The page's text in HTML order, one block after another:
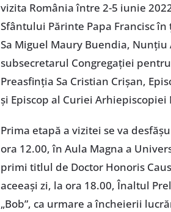
vizita România între 2-5 iunie
Sfântului Părinte Papa Francisc
Sa Miguel Maury Buendia,
subsecretarul Congregației
Preasfinția Sa Cristian Crișan,
și Episcop al Curiei Arhiepiscopiei
Prima etapă a vizitei se va
ora 12.00, în Aula Magna a
primi titlul de Doctor Honoris
aceeași zi, la ora 18.00, Înaltul
„Bob”, ca urmare a încheierii